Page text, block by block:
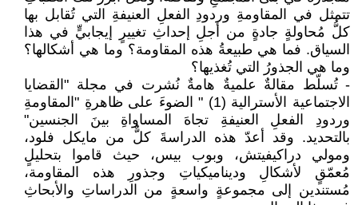
تتمثل في المقاومةِ وردودِ الفعلِ العنيفةِ التي تُقابل بها
كلُّ مُحاولةٍ جادةٍ من أجلِ إحداثِ تغييرٍ إيجابيٍّ في هذا
السياق. فما هي طبيعةُ هذه المقاومة؟ وما هي أشكالها؟
وما هي الجذورُ التي تُغذيها؟
- تُسلّط مقالةٌ علميةٌ هامةٌ نُشرت في مجلة "القضايا
الاجتماعية الأسترالية (1) " الضوءَ على ظاهرةِ "المقاومةِ
وردودِ الفعلِ العنيفةِ تجاهَ المساواةِ بينَ الجنسين"
بالتحديد. وقد أعدّ هذه الدراسةَ كلٌّ من مايكل فلود،
ومولي دراكيفيتش، وبوب بيس، حيث قاموا بتحليلٍ
مُعمّقٍ لأشكالِ وديناميكياتِ وجذورِ هذه المقاومة،
مُستندين إلى مجموعةٍ واسعةٍ من الدراساتِ والأبحاثِ